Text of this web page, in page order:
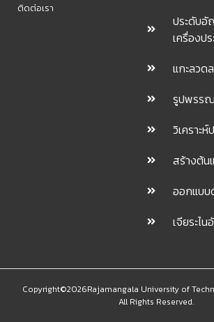
ติดต่อเรา
ประดับ
เครื่องป
แกะลวด
รูปพรรณ
วิเคราะ
สร้างต้น
ออกแบบ
เจียระไ
Copyright©2026Rajamangala University of
All Rights Reserved.